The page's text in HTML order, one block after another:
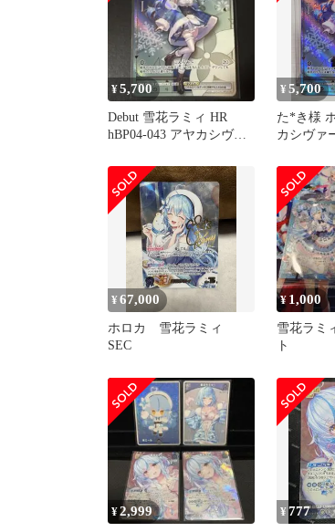
¥5,700
Debut 雪花ラミィ HR
hBP04-043 アヤカシヴァ
¥5,700
た*き様
カシヴァ
¥67,000
ホロカ 雪花ラミィ
SEC
¥ 1,000
雪花ラ
ト
¥2,999 ¥777